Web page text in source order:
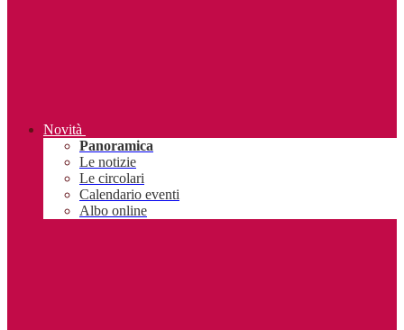
Novità
Panoramica
Le notizie
Le circolari
Calendario eventi
Albo online